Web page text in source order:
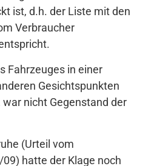
ist, d.h. der Liste mit den
Verbraucher
Fahrzeuges in einer
Gesichtspunkten
nicht Gegenstand der
(Urteil vom
hatte der Klage noch